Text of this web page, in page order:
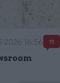
16:56 15